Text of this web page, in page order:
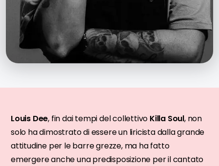
Louis Dee, fin dai tempi del collettivo Killa Soul, non
solo ha dimostrato di essere un liricista dalla grande
attitudine per le barre grezze, ma ha fatto
emergere anche una predisposizione per il cantato